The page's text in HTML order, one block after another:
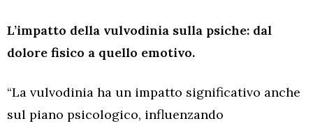
L’impatto della vulvodinia sulla psiche: dal
dolore fisico a quello emotivo.
“La vulvodinia ha un impatto significativo anche
sul piano psicologico, influenzando